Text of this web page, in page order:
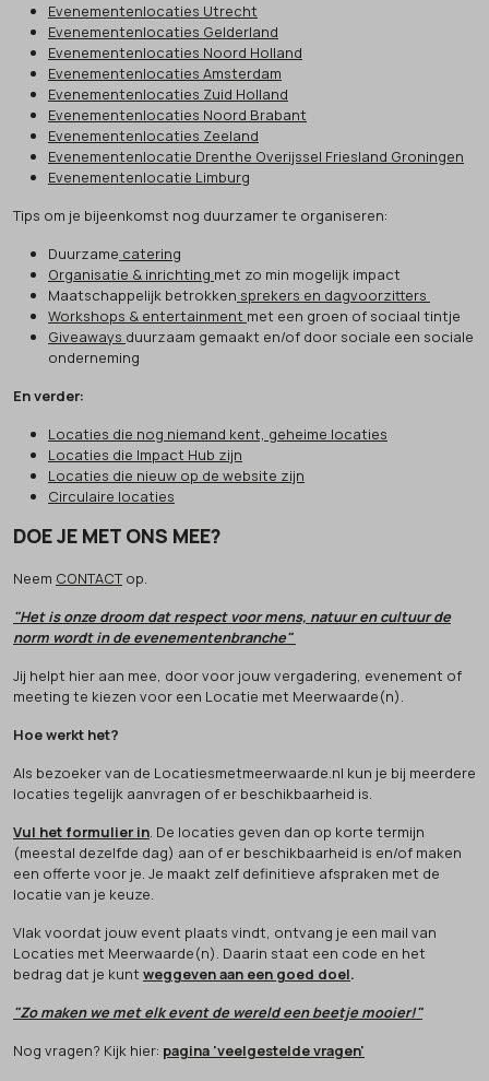
Evenementenlocaties Utrecht
Evenementenlocaties Gelderland
Evenementenlocaties Noord Holland
Evenementenlocaties Amsterdam
Evenementenlocaties Zuid Holland
Evenementenlocaties Noord Brabant
Evenementenlocaties Zeeland
Evenementenlocatie Drenthe Overijssel Friesland Groningen
Evenementenlocatie Limburg
Tips om je bijeenkomst nog duurzamer te organiseren:
Duurzame catering
Organisatie & inrichting met zo min mogelijk impact
Maatschappelijk betrokken sprekers en dagvoorzitters
Workshops & entertainment met een groen of sociaal tintje
Giveaways duurzaam gemaakt en/of door sociale een sociale
onderneming
En verder:
Locaties die nog niemand kent, geheime locaties
Locaties die Impact Hub zijn
Locaties die nieuw op de website zijn
Circulaire locaties
DOE JE MET ONS MEE?
Neem CONTACTop.
"Het is onze droom dat respect voor mens, natuur en cultuur de
norm wordt in de evenementenbranche"
Jij helpt hier aan mee, door voor jouw vergadering, evenement of
meeting te kiezen voor een Locatie met Meerwaarde(n).
Hoe werkt het?
Als bezoeker van de Locatiesmetmeerwaarde.nl kun je bij meerdere
locaties tegelijk aanvragen of er beschikbaarheid is.
Vul het formulier in. De locaties geven dan op korte termijn
(meestal dezelfde dag) aan of er beschikbaarheid is en/of maken
een offerte voor je. Je maakt zelf definitieve afspraken met de
locatie van je keuze.
Vlak voordat jouw event plaats vindt, ontvang je een mail van
Locaties met Meerwaarde(n). Daarin staat een code en het
bedrag dat je kunt weggeven aan een goed doel.
"Zo maken we met elk event de wereld een beetje mooier!"
Nog vragen? Kijk hier: pagina 'veelgestelde vragen'